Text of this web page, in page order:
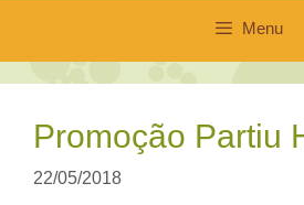
Menu
Promoção Partiu
22/05/2018